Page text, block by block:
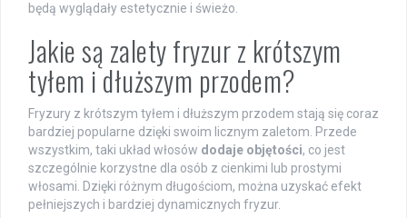
będą wyglądały estetycznie i świeżo.
Jakie są zalety fryzur z krótszym
tyłem i dłuższym przodem?
Fryzury z krótszym tyłem i dłuższym przodem stają się coraz
bardziej popularne dzięki swoim licznym zaletom. Przede
wszystkim, taki układ włosów dodaje objętości, co jest
szczególnie korzystne dla osób z cienkimi lub prostymi
włosami. Dzięki różnym długościom, można uzyskać efekt
pełniejszych i bardziej dynamicznych fryzur.